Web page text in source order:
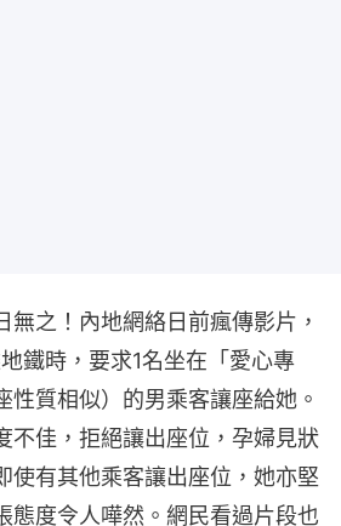
無之！內地網絡日前瘋傳影片，
鐵時，要求1名坐在「愛心專
性質相似）的男乘客讓座給她。
不佳，拒絕讓出座位，孕婦見狀
使有其他乘客讓出座位，她亦堅
態度令人嘩然。網民看過片段也